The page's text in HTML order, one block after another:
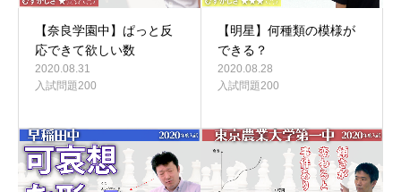
【奈良学園中】ぱっと反
応できて欲しい数
2020.08.31
入試問題200
【明星】何種類の模様が
できる？
2020.08.28
入試問題200